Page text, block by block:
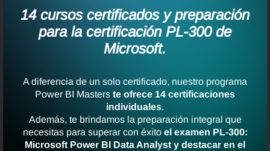
14 cursos certificados y preparación
para la certificación PL-300 de
Microsoft.
A diferencia de un solo certificado, nuestro programa
Power BI Masters te ofrece 14 certificaciones
individuales.
Además, te brindamos la preparación integral que
necesitas para superar con éxito el examen PL-300:
Microsoft Power BI Data Analyst y destacar en el